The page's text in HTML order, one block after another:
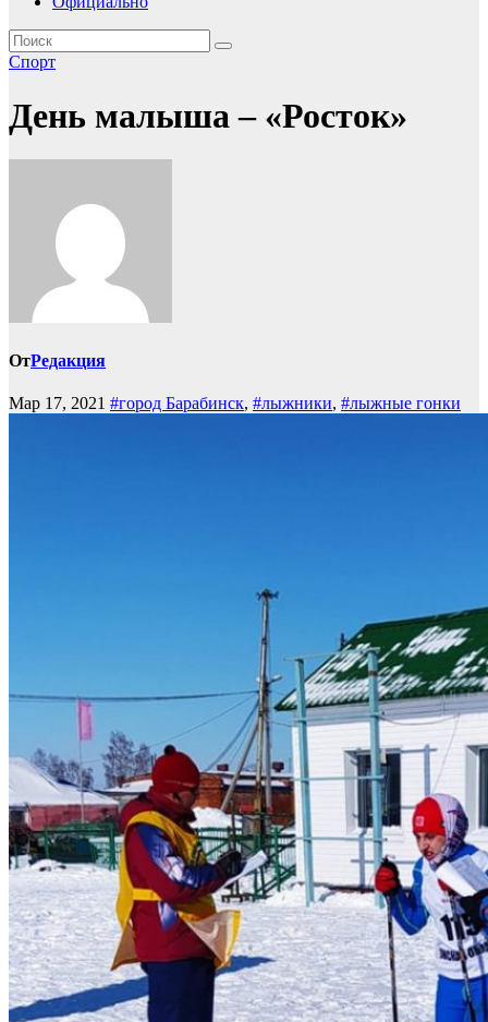
Спорт
День малыша – «Росток»
ОтРедакция
Мар 17, 2021 #город Барабинск, #лыжники, #лыжные гонки